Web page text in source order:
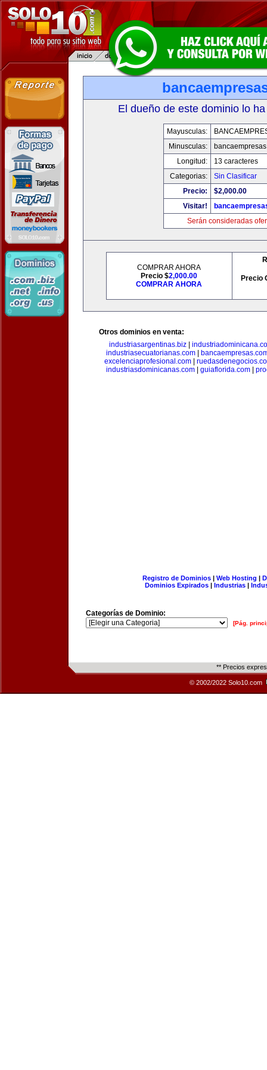
El dueño de este dominio lo
Mayusculas:
Minusculas:
Longitud:
13 caracteres
Categorias:
Sin Clasificar
Precio:
$2,000.00
Visitar!
Serán consideradas
COMPRAR AHORA
Precio $2,000.00
COMPRAR AHORA
Precio
Otros dominios en venta:
industriasargentinas.biz
industriasecuatorianas.com
excelenciaprofesional.com
industriasdominicanas.com
guiaflorida.com
Registro de Dominios| Web Hosting |
Dominios Expirados | Industrias |
Categorías de Dominio:
[Pág.
** Precios
© 2002/2022 Solo10.com